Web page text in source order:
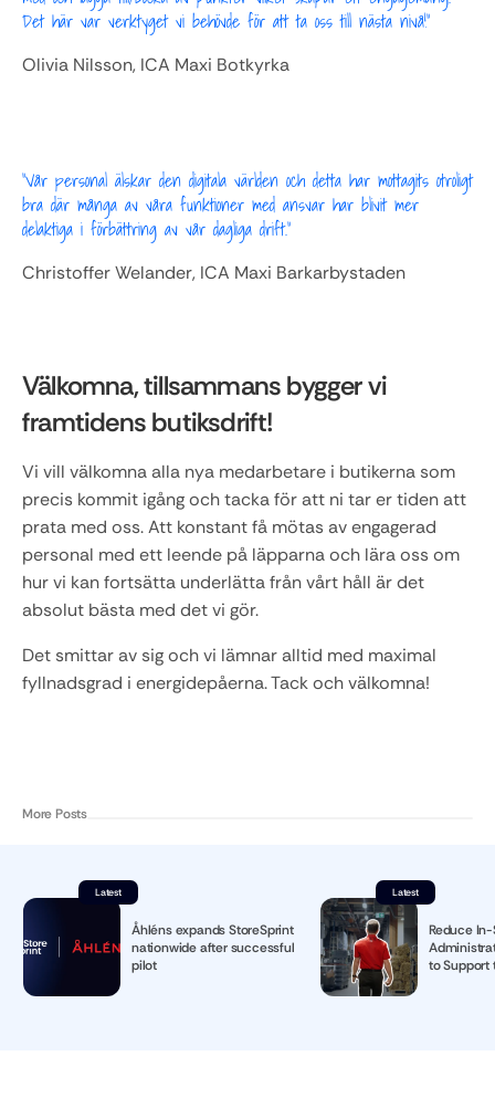
Det här var verktyget vi behövde för att ta oss till nästa nivå!"
Olivia Nilsson, ICA Maxi Botkyrka
"Vår personal älskar den digitala världen och detta har mottagits otroligt
bra där många av våra funktioner med ansvar har blivit mer
delaktiga i förbättring av vår dagliga drift."
Christoffer Welander, ICA Maxi Barkarbystaden
Välkomna, tillsammans bygger vi
framtidens butiksdrift!
Vi vill välkomna alla nya medarbetare i butikerna som
precis kommit igång och tacka för att ni tar er tiden att
prata med oss. Att konstant få mötas av engagerad
personal med ett leende på läpparna och lära oss om
hur vi kan fortsätta underlätta från vårt håll är det
absolut bästa med det vi gör.
Det smittar av sig och vi lämnar alltid med maximal
fyllnadsgrad i energidepåerna. Tack och välkomna!
More Posts
Latest
Åhléns expands StoreSprint
nationwide after successful
pilot
Latest
Reduce
to Support